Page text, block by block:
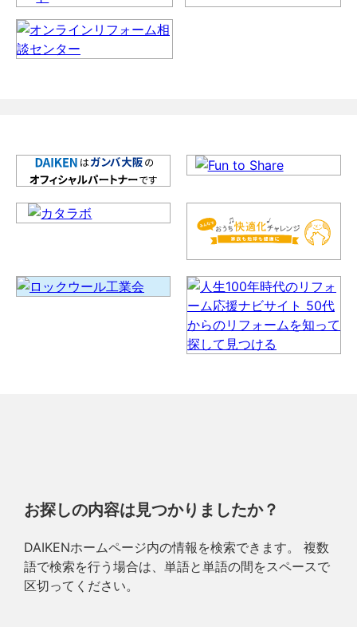
お探しの内容は見つかりましたか？
DAIKENホームページ内の情報を検索できます。 複数
語で検索を行う場合は、単語と単語の間をスペースで
区切ってください。